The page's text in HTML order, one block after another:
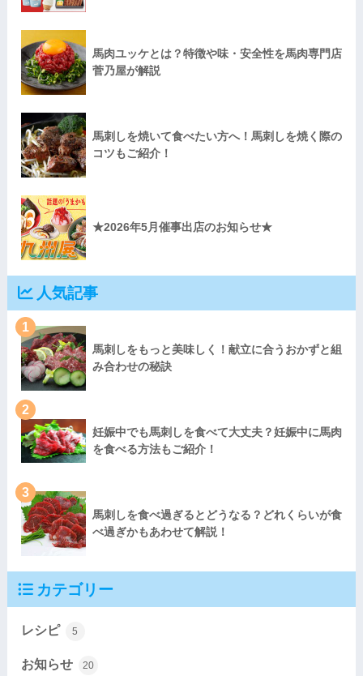
馬肉ユッケとは？特徴や味・安全性を馬肉専門店
菅乃屋が解説
馬刺しを焼いて食べたい方へ！馬刺しを焼く際の
コツもご紹介！
★2026年5月催事出店のお知らせ★
人気記事
1
馬刺しをもっと美味しく！献立に合うおかずと組
み合わせの秘訣
2
妊娠中でも馬刺しを食べて大丈夫？妊娠中に馬肉
を食べる方法もご紹介！
3
馬刺しを食べ過ぎるとどうなる？どれくらいが食
べ過ぎかもあわせて解説！
カテゴリー
レシピ 5
お知らせ 20